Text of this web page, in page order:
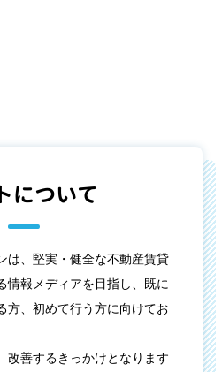
について
は、堅実・健全な不動産賃貸
情報メディアを目指し、既に
方、初めて行う方に向けてお
改善するきっかけとなります